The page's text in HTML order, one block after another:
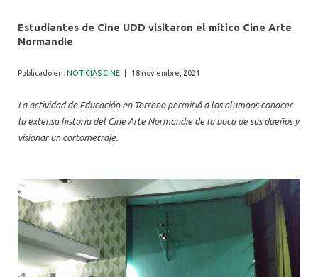
ALUMNI
Estudiantes de Cine UDD visitaron el mítico Cine Arte
Normandie
Publicado en: NOTICIAS CINE 18 noviembre, 2021
La actividad de Educación en Terreno permitió a los alumnos conocer
la extensa historia del Cine Arte Normandie de la boca de sus dueños y
visionar un cortometraje.